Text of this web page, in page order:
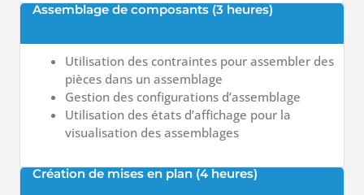
Assemblage de composants (3 heures)
Utilisation des contraintes pour assembler des
pièces dans un assemblage
Gestion des configurations d’assemblage
Utilisation des états d’affichage pour la
visualisation des assemblages
Création de mises en plan (4 heures)